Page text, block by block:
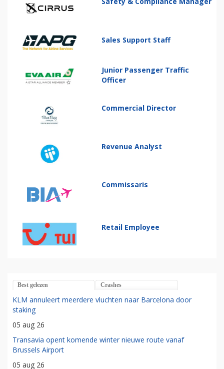
Sales Support Staff
Junior Passenger Traffic
Officer
Commercial Director
Revenue Analyst
Commissaris
Retail Employee
Best gelezen Crashes
KLM annuleert meerdere vluchten naar Barcelona door
staking
05 aug 26
Transavia opent komende winter nieuwe route vanaf
Brussels Airport
05 aug 26